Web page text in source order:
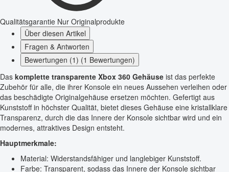
Qualitätsgarantie Nur Originalprodukte
Über diesen Artikel
Fragen & Antworten
Bewertungen (1) (1 Bewertungen)
Das komplette transparente Xbox 360 Gehäuse ist das perfekte
Zubehör für alle, die ihrer Konsole ein neues Aussehen verleihen oder
das beschädigte Originalgehäuse ersetzen möchten. Gefertigt aus
Kunststoff in höchster Qualität, bietet dieses Gehäuse eine kristallklare
Transparenz, durch die das Innere der Konsole sichtbar wird und ein
modernes, attraktives Design entsteht.
Hauptmerkmale:
Material: Widerstandsfähiger und langlebiger Kunststoff.
Farbe: Transparent, sodass das Innere der Konsole sichtbar